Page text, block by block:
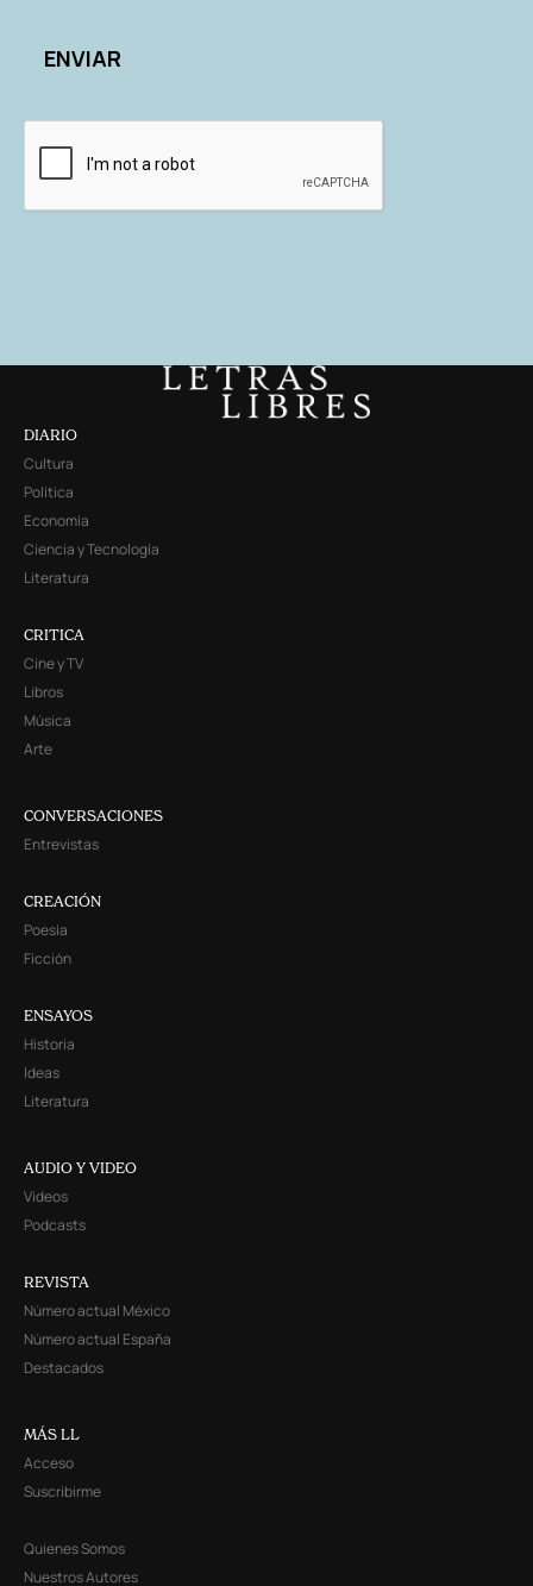
DIARIO
Cultura
Política
Economía
Ciencia y Tecnología
Literatura
CRITICA
Cine y TV
Libros
Música
Arte
CONVERSACIONES
Entrevistas
CREACIÓN
Poesía
Ficción
ENSAYOS
Historia
Ideas
Literatura
AUDIO Y VIDEO
Videos
Podcasts
REVISTA
Número actual México
Número actual España
Destacados
MÁS LL
Acceso
Suscribirme
Quienes Somos
Nuestros Autores